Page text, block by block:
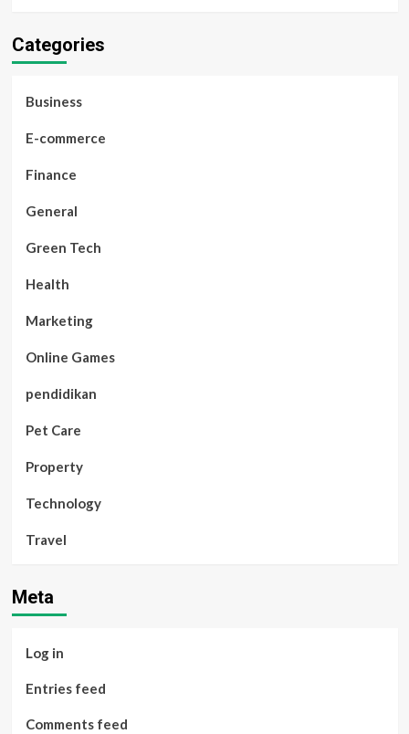
Categories
Business
E-commerce
Finance
General
Green Tech
Health
Marketing
Online Games
pendidikan
Pet Care
Property
Technology
Travel
Meta
Log in
Entries feed
Comments feed